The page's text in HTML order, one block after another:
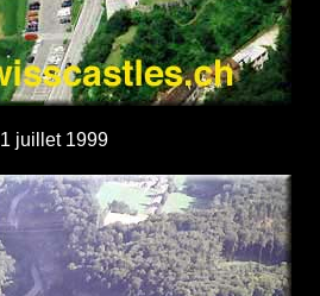
1 juillet 1999